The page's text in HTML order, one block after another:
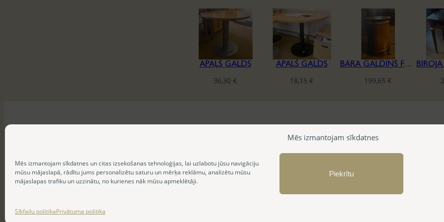
Mēs izmantojam sīkdatnes
Mēs izmantojam sīkdatnes un citas izsekošanas tehnoloģijas, lai uzlabotu jūsu navigāciju
mūsu mājaslapā, rādītu jums personalizētu saturu un mērķa reklāmu, analizētu mūsu
mājaslapas trafiku un uzzinātu, no kurienes nāk mūsu apmeklētāji.
Piekrītu
Sīkfailu politikaPrivātuma politika
APAĻŠ GALDS
36,30€
APAĻŠ GALDS
18,15€
BĀRA GALDIŅŠ FRANCESCO MOLON
199,65€